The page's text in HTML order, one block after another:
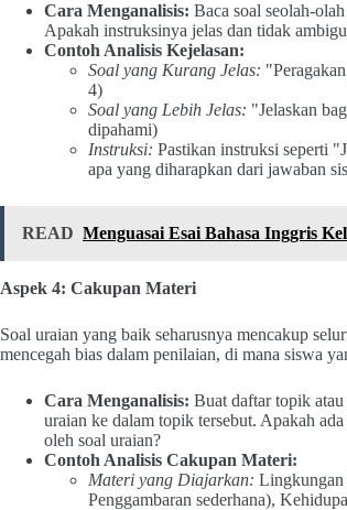
Cara Menganalisis: Baca soal seolah-
Apakah instruksinya jelas dan tidak
Contoh Analisis Kejelasan:
Soal yang Kurang Jelas:
4)
Soal yang Lebih Jelas: "Jelaskan
dipahami)
Instruksi: Pastikan instruksi seperti
apa yang diharapkan dari jawaban
READ Menguasai Esai Bahasa Inggris
Aspek 4: Cakupan Materi
Soal uraian yang baik seharusnya mencakup
mencegah bias dalam penilaian, di mana siswa
Cara Menganalisis: Buat daftar topik
uraian ke dalam topik tersebut. Apakah
oleh soal uraian?
Contoh Analisis Cakupan Materi:
Materi yang Diajarkan: Lingkungan
Penggambaran sederhana),